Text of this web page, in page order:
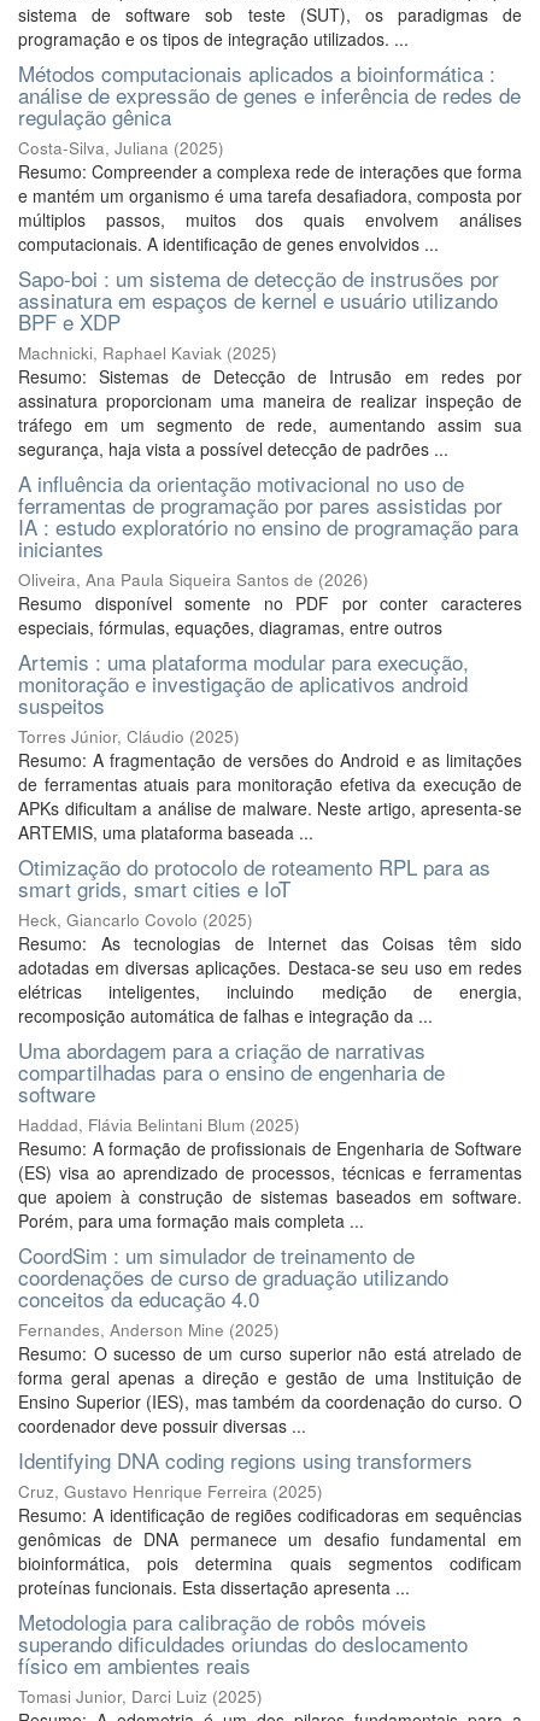
sistema de software sob teste (SUT), os paradigmas de
programação e os tipos de integração utilizados. ...
Métodos computacionais aplicados a bioinformática :
análise de expressão de genes e inferência de redes de
regulação gênica
Costa-Silva, Juliana (2025)
Resumo: Compreender a complexa rede de interações que forma
e mantém um organismo é uma tarefa desafiadora, composta por
múltiplos passos, muitos dos quais envolvem análises
computacionais. A identificação de genes envolvidos ...
Sapo-boi : um sistema de detecção de instrusões por
assinatura em espaços de kernel e usuário utilizando
BPF e XDP
Machnicki, Raphael Kaviak (2025)
Resumo: Sistemas de Detecção de Intrusão em redes por
assinatura proporcionam uma maneira de realizar inspeção de
tráfego em um segmento de rede, aumentando assim sua
segurança, haja vista a possível detecção de padrões ...
A influência da orientação motivacional no uso de
ferramentas de programação por pares assistidas por
IA : estudo exploratório no ensino de programação para
iniciantes
Oliveira, Ana Paula Siqueira Santos de (2026)
Resumo disponível somente no PDF por conter caracteres
especiais, fórmulas, equações, diagramas, entre outros
Artemis : uma plataforma modular para execução,
monitoração e investigação de aplicativos android
suspeitos
Torres Júnior, Cláudio (2025)
Resumo: A fragmentação de versões do Android e as limitações
de ferramentas atuais para monitoração efetiva da execução de
APKs dificultam a análise de malware. Neste artigo, apresenta-se
ARTEMIS, uma plataforma baseada ...
Otimização do protocolo de roteamento RPL para as
smart grids, smart cities e IoT
Heck, Giancarlo Covolo (2025)
Resumo: As tecnologias de Internet das Coisas têm sido
adotadas em diversas aplicações. Destaca-se seu uso em redes
elétricas inteligentes, incluindo medição de energia,
recomposição automática de falhas e integração da ...
Uma abordagem para a criação de narrativas
compartilhadas para o ensino de engenharia de
software
Haddad, Flávia Belintani Blum (2025)
Resumo: A formação de profissionais de Engenharia de Software
(ES) visa ao aprendizado de processos, técnicas e ferramentas
que apoiem à construção de sistemas baseados em software.
Porém, para uma formação mais completa ...
CoordSim : um simulador de treinamento de
coordenações de curso de graduação utilizando
conceitos da educação 4.0
Fernandes, Anderson Mine (2025)
Resumo: O sucesso de um curso superior não está atrelado de
forma geral apenas a direção e gestão de uma Instituição de
Ensino Superior (IES), mas também da coordenação do curso. O
coordenador deve possuir diversas ...
Identifying DNA coding regions using transformers
Cruz, Gustavo Henrique Ferreira (2025)
Resumo: A identificação de regiões codificadoras em sequências
genômicas de DNA permanece um desafio fundamental em
bioinformática, pois determina quais segmentos codificam
proteínas funcionais. Esta dissertação apresenta ...
Metodologia para calibração de robôs móveis
superando dificuldades oriundas do deslocamento
físico em ambientes reais
Tomasi Junior, Darci Luiz (2025)